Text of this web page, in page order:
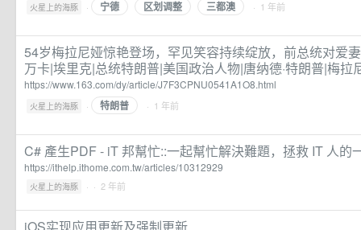
火星上的海豚 · 宁德 区划调整 三都澳 · 1 年前
54岁梅拉尼娅惊艳登场，罕见笑容持续绽放，前总统对爱
万卡|埃里克|总统特朗普|美国政治人物|唐纳德·特朗普|梅拉
https://www.163.com/dy/article/J7F3CPNU0541A1O8.html
火星上的海豚 · 特朗普 · 1 年前
C# 產生PDF - iT 邦幫忙::一起幫忙解決難題，拯救 IT 人的
https://ithelp.ithome.com.tw/articles/10312929
火星上的海豚 · · 2 年前